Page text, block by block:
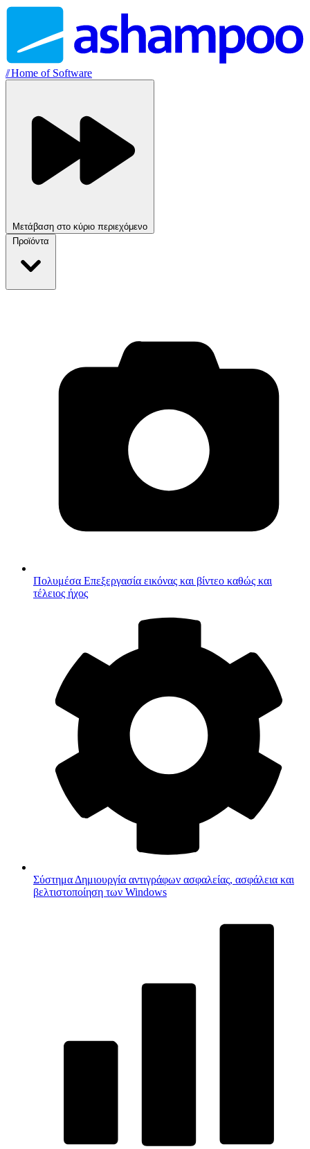
//Home of Software
Μετάβαση στο κύριο περιεχόμενο
Προϊόντα
Πολυμέσα Επεξεργασία εικόνας και βίντεο καθώς και
τέλειος ήχος
Σύστημα Δημιουργία αντιγράφων ασφαλείας, ασφάλεια και
βελτιστοποίηση των Windows